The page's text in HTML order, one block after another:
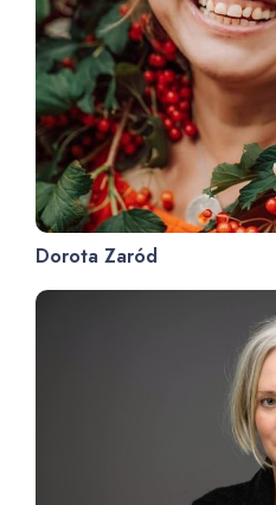
Dorota Zaród